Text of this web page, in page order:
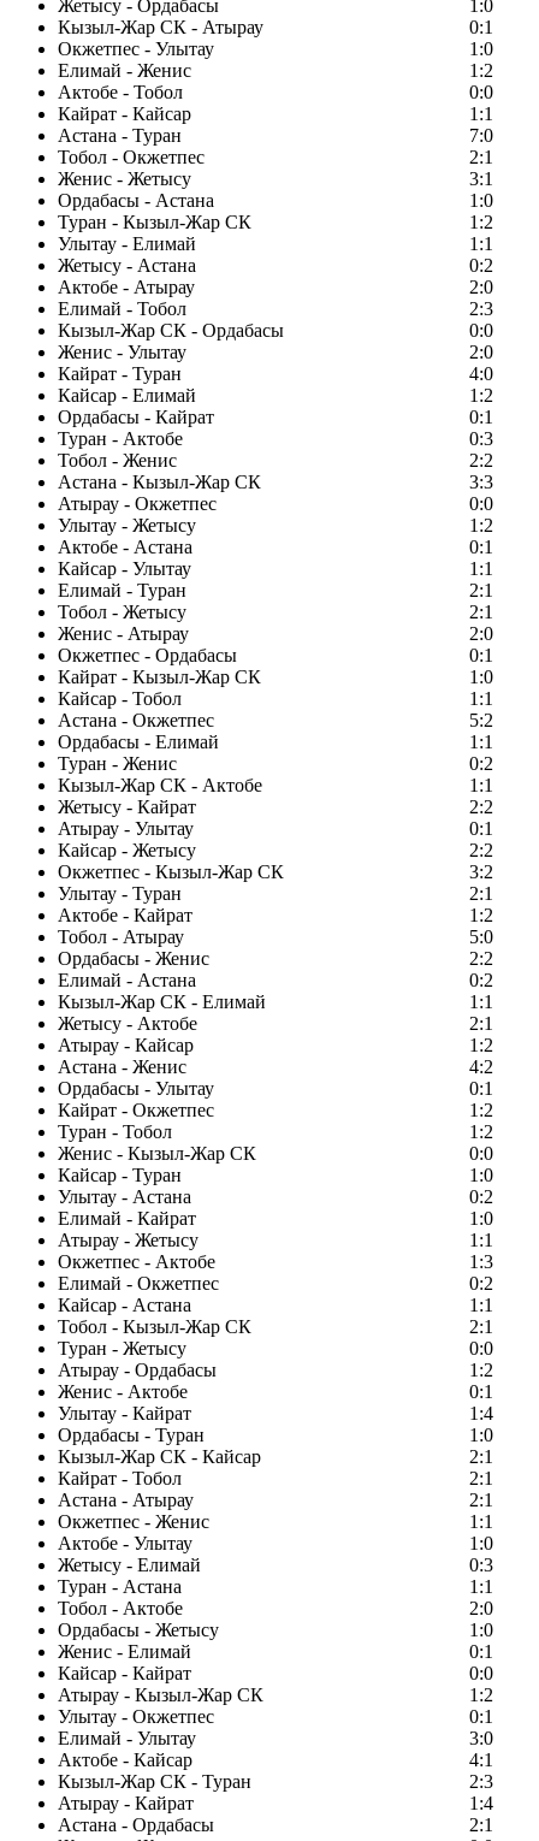
Жетысу - Ордабасы
1:0
Кызыл-Жар СК - Атырау
0:1
Окжетпес - Улытау
1:0
Елимай - Женис
1:2
Актобе - Тобол
0:0
Кайрат - Кайсар
1:1
Астана - Туран
7:0
Тобол - Окжетпес
2:1
Женис - Жетысу
3:1
Ордабасы - Астана
1:0
Туран - Кызыл-Жар СК
1:2
Улытау - Елимай
1:1
Жетысу - Астана
0:2
Актобе - Атырау
2:0
Елимай - Тобол
2:3
Кызыл-Жар СК - Ордабасы
0:0
Женис - Улытау
2:0
Кайрат - Туран
4:0
Кайсар - Елимай
1:2
Ордабасы - Кайрат
0:1
Туран - Актобе
0:3
Тобол - Женис
2:2
Астана - Кызыл-Жар СК
3:3
Атырау - Окжетпес
0:0
Улытау - Жетысу
1:2
Актобе - Астана
0:1
Кайсар - Улытау
1:1
Елимай - Туран
2:1
Тобол - Жетысу
2:1
Женис - Атырау
2:0
Окжетпес - Ордабасы
0:1
Кайрат - Кызыл-Жар СК
1:0
Кайсар - Тобол
1:1
Астана - Окжетпес
5:2
Ордабасы - Елимай
1:1
Туран - Женис
0:2
Кызыл-Жар СК - Актобе
1:1
Жетысу - Кайрат
2:2
Атырау - Улытау
0:1
Кайсар - Жетысу
2:2
Окжетпес - Кызыл-Жар СК
3:2
Улытау - Туран
2:1
Актобе - Кайрат
1:2
Тобол - Атырау
5:0
Ордабасы - Женис
2:2
Елимай - Астана
0:2
Кызыл-Жар СК - Елимай
1:1
Жетысу - Актобе
2:1
Атырау - Кайсар
1:2
Астана - Женис
4:2
Ордабасы - Улытау
0:1
Кайрат - Окжетпес
1:2
Туран - Тобол
1:2
Женис - Кызыл-Жар СК
0:0
Кайсар - Туран
1:0
Улытау - Астана
0:2
Елимай - Кайрат
1:0
Атырау - Жетысу
1:1
Окжетпес - Актобе
1:3
Елимай - Окжетпес
0:2
Кайсар - Астана
1:1
Тобол - Кызыл-Жар СК
2:1
Туран - Жетысу
0:0
Атырау - Ордабасы
1:2
Женис - Актобе
0:1
Улытау - Кайрат
1:4
Ордабасы - Туран
1:0
Кызыл-Жар СК - Кайсар
2:1
Кайрат - Тобол
2:1
Астана - Атырау
2:1
Окжетпес - Женис
1:1
Актобе - Улытау
1:0
Жетысу - Елимай
0:3
Туран - Астана
1:1
Тобол - Актобе
2:0
Ордабасы - Жетысу
1:0
Женис - Елимай
0:1
Кайсар - Кайрат
0:0
Атырау - Кызыл-Жар СК
1:2
Улытау - Окжетпес
0:1
Елимай - Улытау
3:0
Актобе - Кайсар
4:1
Кызыл-Жар СК - Туран
2:3
Атырау - Кайрат
1:4
Астана - Ордабасы
2:1